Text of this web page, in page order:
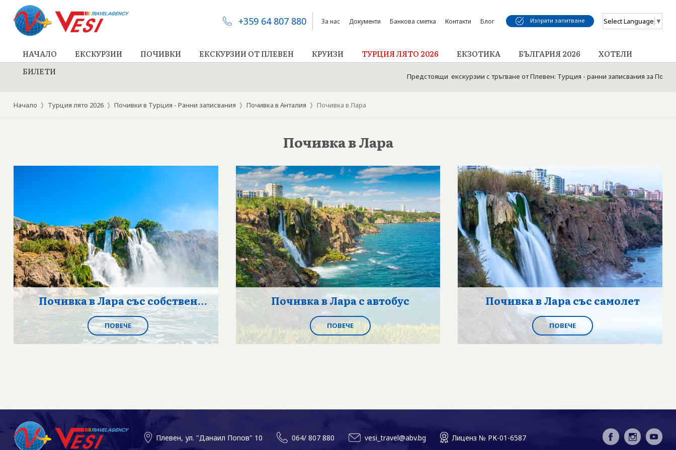
+359 64 807 880 За нас Документи Банкова сметка Контакти Блог Изпрати запитване Select Language ▼
НАЧАЛО ЕКСКУРЗИИ ПОЧИВКИ ЕКСКУРЗИИ ОТ ПЛЕВЕН КРУИЗИ ТУРЦИЯ ЛЯТО 2026 ЕКЗОТИКА БЪЛГАРИЯ 2026
ХОТЕЛИ
БИЛЕТИ
Предстоящи екскурзии с тръгване от Плевен: Турция - ранни записвания за Почивки
Начало Турция лято 2026 Почивки в Турция - Ранни записвания Почивка в Анталия Почивка в Лара
Почивка в Лара
Почивка в Лара със собствен
транспорт
ПОВЕЧЕ
Почивка в Лара с автобус
ПОВЕЧЕ
Почивка в Лара със самолет
ПОВЕЧЕ
Плевен, ул. "Данаил Попов" 10 064/ 807 880 vesi_travel@abv.bg Лиценз № РК-01-6587